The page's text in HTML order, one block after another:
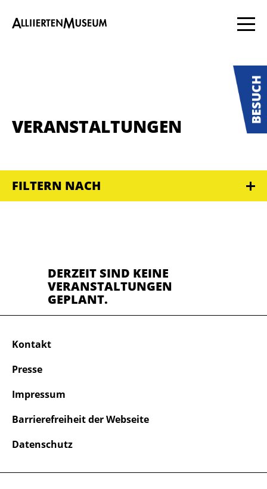
VERANSTALTUNGEN
FILTERN NACH
DERZEIT SIND KEINE
VERANSTALTUNGEN
GEPLANT.
Kontakt
Presse
Impressum
Barrierefreiheit der Webseite
Datenschutz